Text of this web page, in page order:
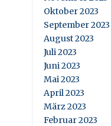
Oktober 2023
September 2023
August 2023
Juli 2023
Juni 2023
Mai 2023
April 2023
März 2023
Februar 2023